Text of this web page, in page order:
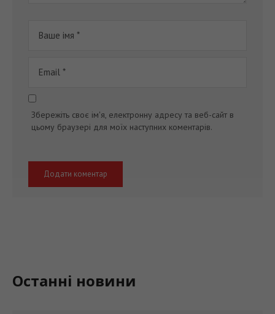
Збережіть своє ім'я, електронну адресу та веб-сайт в
цьому браузері для моїх наступних коментарів.
Останні новини